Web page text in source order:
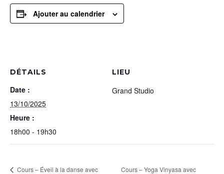
Ajouter au calendrier
DÉTAILS
Date :
13/10/2025
Heure :
18h00 - 19h30
LIEU
Grand Studio
Cours – Éveil à la danse avec
Cours – Yoga Vinyasa avec